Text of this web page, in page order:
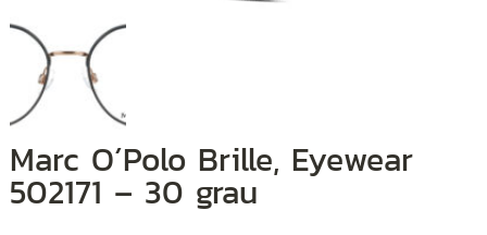
Marc O´Polo Brille, Eyewear
502171 – 30 grau